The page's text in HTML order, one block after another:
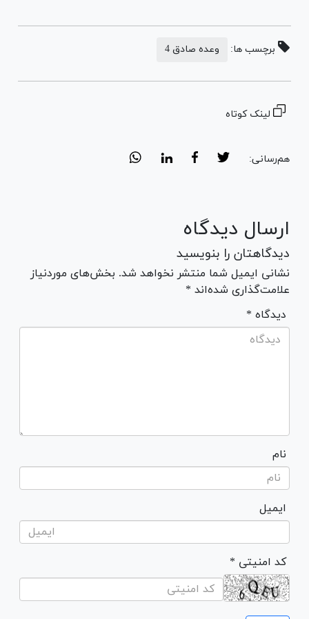
برچسب ها: وعده صادق 4
لینک کوتاه
هم‌رسانی:
ارسال دیدگاه
دیدگاهتان را بنویسید
نشانی ایمیل شما منتشر نخواهد شد. بخش‌های موردنیاز
علامت‌گذاری شده‌اند *
* دیدگاه
نام
ایمیل
* کد امنیتی